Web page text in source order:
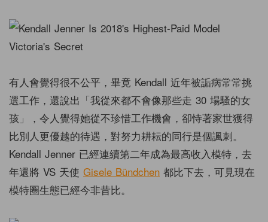
有人會覺得很不公平，畢竟 Kendall 近年被詬病常常挑
選工作，還說出「我從來都不會像那些走 30 場騷的女
孩」，令人覺得她從不珍惜工作機會，卻恃著家世獲得
比別人更優越的待遇，對努力耕耘的同行是個諷刺。
Kendall Jenner 已經連續第二年成為最高收入模特，去
年還將 VS 天使 Gisele Bündchen 都比下去，可見現在
模特圈生態已經今非昔比。